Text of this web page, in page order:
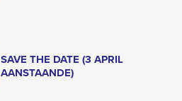
SAVE THE DATE (3 APRIL
AANSTAANDE)